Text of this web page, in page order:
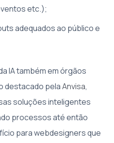
etc.);
adequados ao público e
IA também em órgãos
destacado pelaAnvisa,
soluções inteligentes
processos até então
para webdesigners que